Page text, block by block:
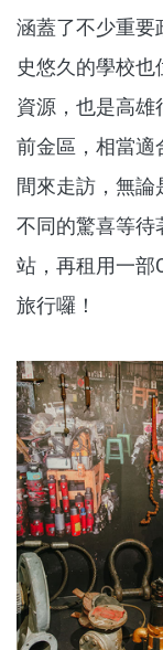
涵蓋了不少重要
史悠久的學校
資源，也是高雄
前金區，相當適
間來走訪，無
不同的驚喜等待
站，再租用一部
旅行囉！